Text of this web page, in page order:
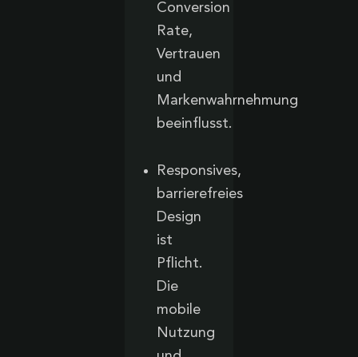
Conversion
Rate,
Vertrauen
und
Markenwahrnehmung
beeinflusst.
Responsives,
barrierefreies
Design
ist
Pflicht.
Die
mobile
Nutzung